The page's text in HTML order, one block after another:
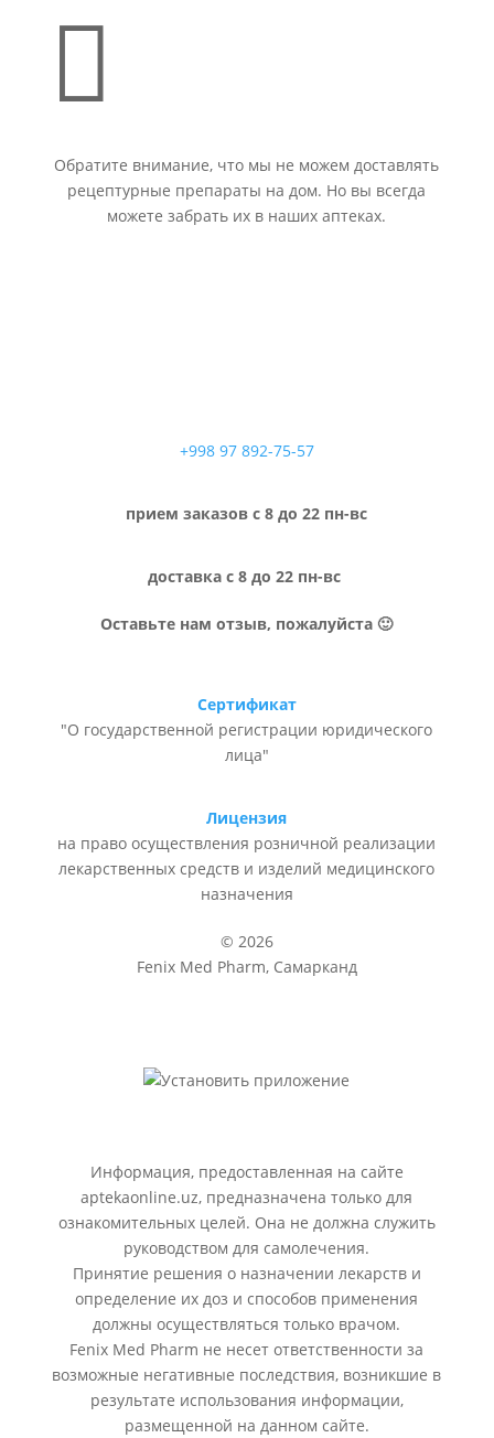

Обратите внимание, что мы не можем доставлять
рецептурные препараты на дом. Но вы всегда
можете забрать их в наших аптеках.
+998 97 892-75-57
прием заказов с 8 до 22 пн-вс
доставка с 8 до 22 пн-вс
Оставьте нам отзыв, пожалуйста 🙂
Сертификат
"О государственной регистрации юридического
лица"
Лицензия
на право осуществления розничной реализации
лекарственных средств и изделий медицинского
назначения
© 2026
Fenix Med Pharm, Самарканд
Информация, предоставленная на сайте
aptekaonline.uz, предназначена только для
ознакомительных целей. Она не должна служить
руководством для самолечения.
Принятие решения о назначении лекарств и
определение их доз и способов применения
должны осуществляться только врачом.
Fenix Med Pharm не несет ответственности за
возможные негативные последствия, возникшие в
результате использования информации,
размещенной на данном сайте.